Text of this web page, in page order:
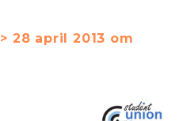
> 28 april 2013 om